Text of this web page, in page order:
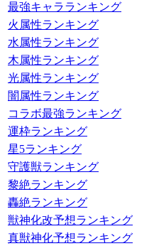
最強キャラランキング
火属性ランキング
水属性ランキング
木属性ランキング
光属性ランキング
闇属性ランキング
コラボ最強ランキング
運枠ランキング
星5ランキング
守護獣ランキング
黎絶ランキング
轟絶ランキング
獣神化改予想ランキング
真獣神化予想ランキング